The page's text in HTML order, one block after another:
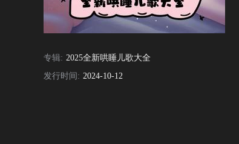
专辑: 2025全新哄睡儿歌大全
发行时间: 2024-10-12